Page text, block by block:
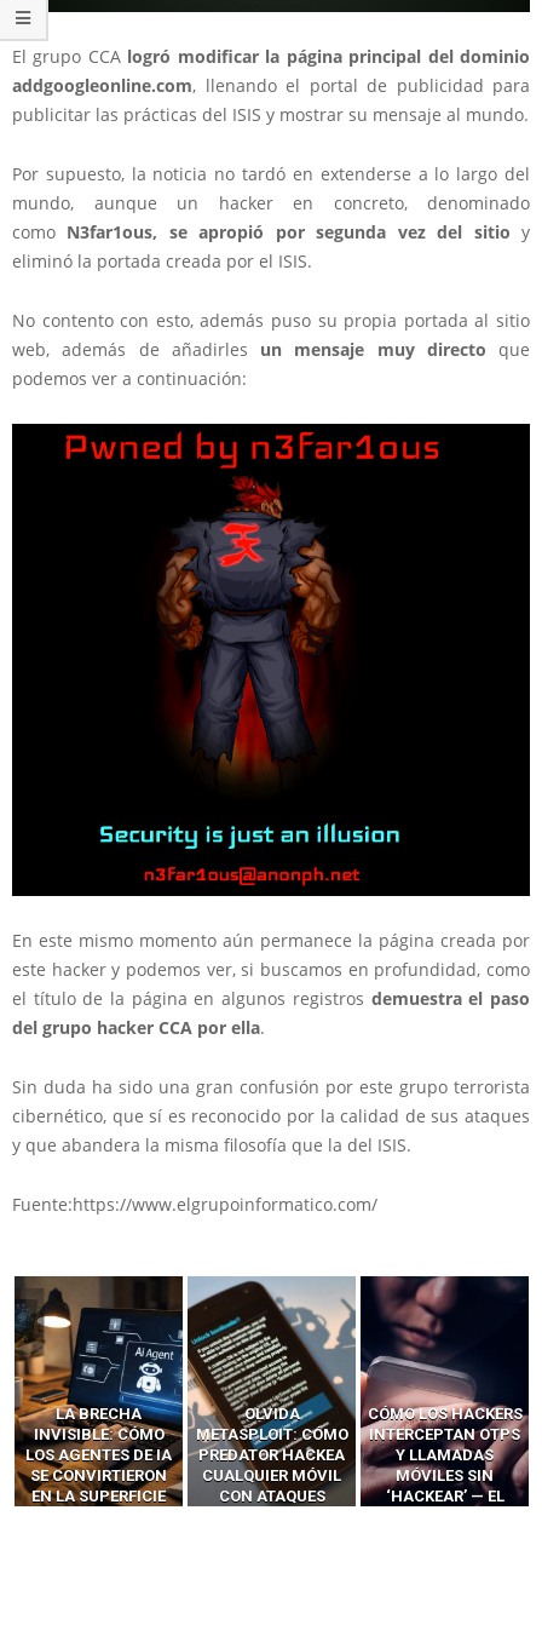
El grupo CCAlogró modificar la página principal del dominio
addgoogleonline.com, llenando el portal de publicidad para
publicitar las prácticas del ISIS y mostrar su mensaje al mundo.
Por supuesto, la noticia no tardó en extenderse a lo largo del
mundo, aunque un hacker en concreto, denominado
como N3far1ous, se apropió por segunda vez del sitio y
eliminó la portada creada por el ISIS.
No contento con esto, además puso su propia portada al sitio
web, además de añadirles un mensaje muy directo que
podemos ver a continuación:
En este mismo momento aún permanece la página creada por
este hacker y podemos ver, si buscamos en profundidad, como
el título de la página en algunos registros demuestra el paso
del grupo hacker CCA por ella.
Sin duda ha sido una gran confusión por este grupo terrorista
cibernético, que sí es reconocido por la calidad de sus ataques
y que abandera la misma filosofía que la del ISIS.
Fuente:https://www.elgrupoinformatico.com/
LA BRECHA
INVISIBLE: CÓMO
LOS AGENTES DE IA
SE CONVIRTIERON
EN LA SUPERFICIE
OLVIDA
METASPLOIT: CÓMO
PREDATOR HACKEA
CUALQUIER MÓVIL
CON ATAQUES
CÓMO LOS HACKERS
INTERCEPTAN OTPS
Y LLAMADAS
MÓVILES SIN
‘HACKEAR’ — EL